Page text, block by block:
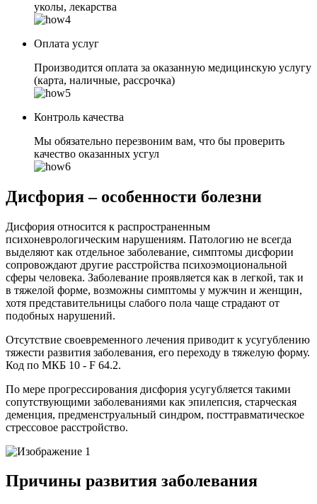
уколы, лекарства
Оплата услуг
Производится оплата за оказанную медицинскую услугу
(карта, наличные, рассрочка)
Контроль качества
Мы обязательно перезвоним вам, что бы проверить
качество оказанных усгул
Дисфория – особенности болезни
Дисфория относится к распространенным
психоневрологическим нарушениям. Патологию не всегда
выделяют как отдельное заболевание, симптомы дисфории
сопровождают другие расстройства психоэмоциональной
сферы человека. Заболевание проявляется как в легкой, так и
в тяжелой форме, возможны симптомы у мужчин и женщин,
хотя представительницы слабого пола чаще страдают от
подобных нарушений.
Отсутствие своевременного лечения приводит к усугублению
тяжести развития заболевания, его переходу в тяжелую форму.
Код по МКБ 10 - F 64.2.
По мере прогрессирования дисфория усугубляется такими
сопутствующими заболеваниями как эпилепсия, старческая
деменция, предменструальный синдром, посттравматическое
стрессовое расстройство.
Причины развития заболевания